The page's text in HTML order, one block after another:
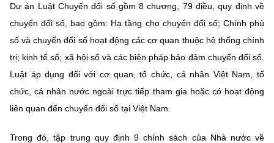
Dự án Luật Chuyển đổi số gồm 8 chương, 79 điều, quy định về
chuyển đổi số, bao gồm: Hạ tầng cho chuyển đổi số; Chính phủ
số và chuyển đổi số hoạt động các cơ quan thuộc hệ thống chính
trị; kinh tế số; xã hội số và các biện pháp bảo đảm chuyển đổi số.
Luật áp dụng đối với cơ quan, tổ chức, cá nhân Việt Nam, tổ
chức, cá nhân nước ngoài trực tiếp tham gia hoặc có hoạt động
liên quan đến chuyển đổi số tại Việt Nam.
Trong đó, tập trung quy định 9 chính sách của Nhà nước về